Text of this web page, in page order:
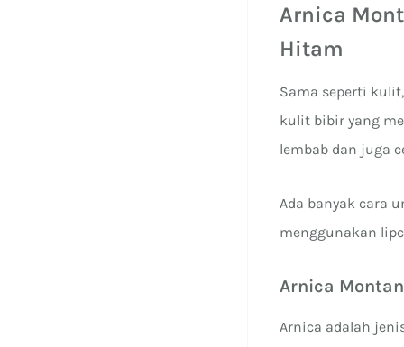
Arnica
Hitam
Sama seperti
kulit bibir yang
lembab dan juga
Ada banyak cara
menggunakan
Arnica
Arnica adalah